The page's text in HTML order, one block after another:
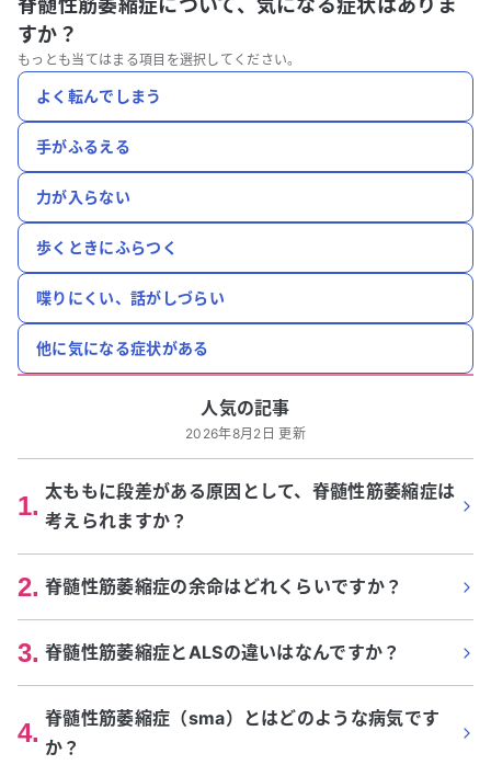
脊髄性筋萎縮症について、 気になる症状はありま
すか？
もっとも当てはまる項目を選択してください。
よく転んでしまう
手がふるえる
力が入らない
歩くときにふらつく
喋りにくい、話がしづらい
他に気になる症状がある
人気の記事
2026年8月2日 更新
1. 太ももに段差がある原因として、脊髄性筋萎縮症は
考えられますか？
2. 脊髄性筋萎縮症の余命はどれくらいですか？
3. 脊髄性筋萎縮症とALSの違いはなんですか？
4. 脊髄性筋萎縮症（sma）とはどのような病気です
か？